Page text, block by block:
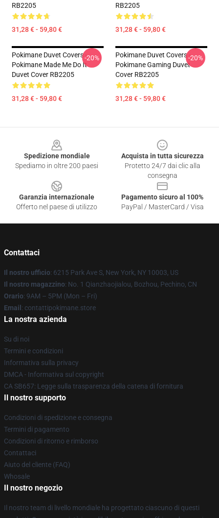
RB2205
31,28 € - 59,80 €
RB2205
31,28 € - 59,80 €
Pokimane Duvet Covers -
Pokimane Made Me Do It
Duvet Cover RB2205
31,28 € - 59,80 €
-20%
Pokimane Duvet Covers -
Pokimane Gaming Duvet
Cover RB2205
31,28 € - 59,80 €
-20%
Spedizione mondiale
Spediamo in oltre 200 paesi
Acquista in tutta sicurezza
Protetto 24/7 dai clic alla
consegna
Garanzia internazionale
Offerto nel paese di utilizzo
Pagamento sicuro al 100%
PayPal / MasterCard / Visa
Contattaci
Il nostro ufficio: 6215 Park Ave S, New York, NY 10003, US
Il nostro magazzino: No. 1 Qianzhaojialou, Bozhou, Pechino, CN
Orario: 9AM – 5PM (Mon – Fri)
Email : contattipokimane.store
La nostra azienda
Su di noi
Termini e condizioni
Informativa sulla privacy
DMCA - Informativa sul copyright
CA SB657: Legge sulla trasparenza della catena di fornitura
Il nostro supporto
Condizioni di spedizione e consegna
Termini di pagamento
Condizioni di ritorno e rimborso
Contattaci
Aiuto del cliente (FAQ)
Whosale
Il nostro negozio
Il nostro team di livello mondiale ha progettato ciascuno di questi